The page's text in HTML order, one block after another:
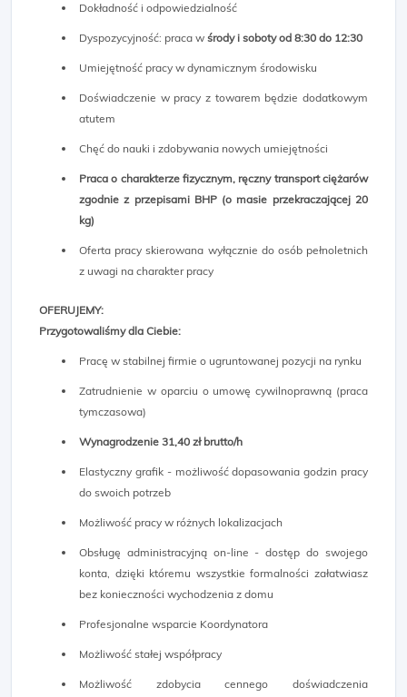
Dokładność i odpowiedzialność
Dyspozycyjność: praca w środy i soboty od 8:30 do 12:30
Umiejętność pracy w dynamicznym środowisku
Doświadczenie w pracy z towarem będzie dodatkowym
atutem
Chęć do nauki i zdobywania nowych umiejętności
Praca o charakterze fizycznym, ręczny transport ciężarów
zgodnie z przepisami BHP (o masie przekraczającej 20
kg)
Oferta pracy skierowana wyłącznie do osób pełnoletnich
z uwagi na charakter pracy
OFERUJEMY:
Przygotowaliśmy dla Ciebie:
Pracę w stabilnej firmie o ugruntowanej pozycji na rynku
Zatrudnienie w oparciu o umowę cywilnoprawną (praca
tymczasowa)
Wynagrodzenie 31,40 zł brutto/h
Elastyczny grafik - możliwość dopasowania godzin pracy
do swoich potrzeb
Możliwość pracy w różnych lokalizacjach
Obsługę administracyjną on-line - dostęp do swojego
konta, dzięki któremu wszystkie formalności załatwiasz
bez konieczności wychodzenia z domu
Profesjonalne wsparcie Koordynatora
Możliwość stałej współpracy
Możliwość zdobycia cennego doświadczenia